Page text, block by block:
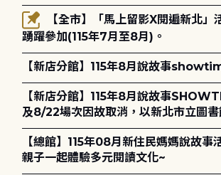
報名
踴躍參加(115年7月至8月)。
【新店分館】115年8月說故事
【新店分館】115年8月說故事
及8/22場次因故取消，以新北市立圖
主)
【總館】115年08月新住民媽媽說故事
親子一起體驗多元閱讀文化~